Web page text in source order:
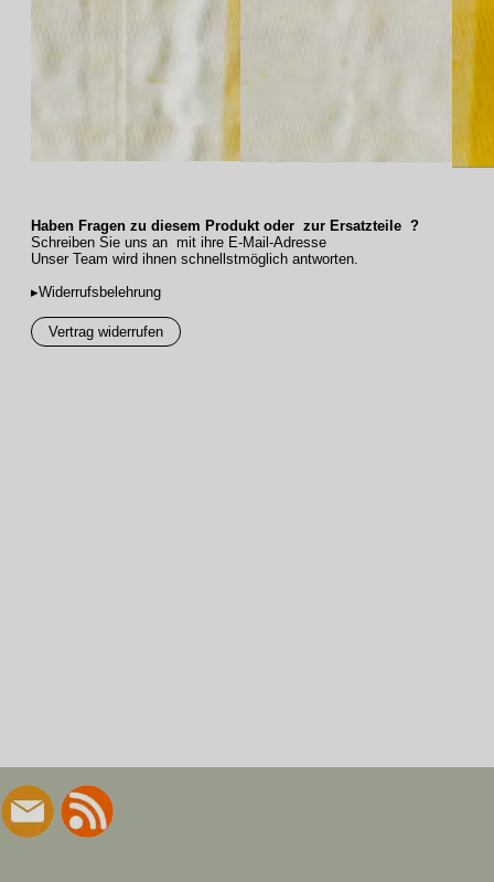
Haben Fragen zu diesem Produkt oder zur Ersatzteile ?
Schreiben Sie uns an mit ihre E-Mail-Adresse
Unser Team wird ihnen schnellstmöglich antworten.
▸Widerrufsbelehrung
Vertrag widerrufen